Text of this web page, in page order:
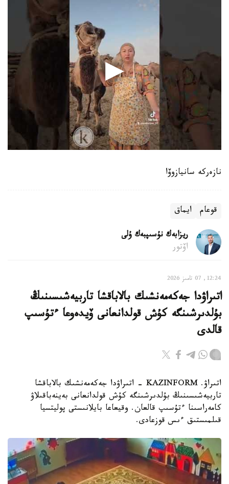
نازەركە سانيازوۆا
قوعام ايماق
ريزابەك نۇسىپبەك ۇلى
اۆتور
12:24, 07 تامىز 2026
اتىراۋدا جەكەمەنشىك بالاباقشا تاربيەشىسىنىڭ
بۇلدىرشىنگە كۇش قولدانعانى ۆيدەوعا ءتۇسىپ
قالدى
اتىراۋ. KAZINFORM - اتىراۋدا جەكەمەنشىك بالاباقشا
تاربيەشىسىنىڭ بۇلدىرشىنگە كۇش قولدانعانى بەينەباقىلاۋ
كامەراسىنا ءتۇسىپ قالعان. وقيعاعا بايلانىستى پوليتسيا
قىلمىستىق ءىس قوزعادى.